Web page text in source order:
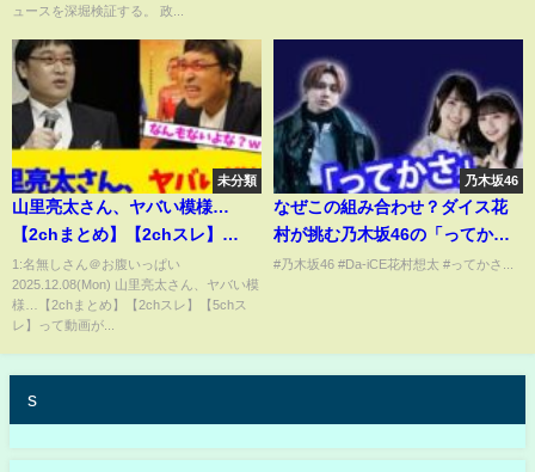
ュースを深堀検証する。 政...
未分類
山里亮太さん、ヤバい模様…
【2chまとめ】【2chスレ】
【5chスレ】
1:名無しさん＠お腹いっぱい
2025.12.08(Mon) 山里亮太さん、ヤバい模
様…【2chまとめ】【2chスレ】【5chス
レ】って動画が...
乃木坂46
なぜこの組み合わせ？ダイス花
村が挑む乃木坂46の「ってか
さ」コラボダンスがファンを虜
実現...
#乃木坂46 #Da-iCE花村想太 #ってかさ...
s